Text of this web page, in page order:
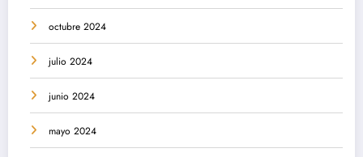
octubre 2024
julio 2024
junio 2024
mayo 2024